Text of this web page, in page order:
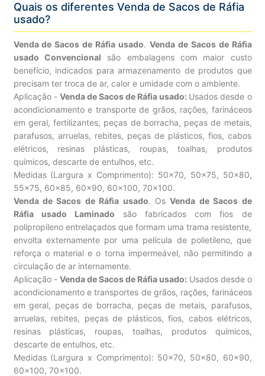
Quais os diferentes Venda de Sacos de Ráfia
usado?
Venda de Sacos de Ráfia usado. Venda de Sacos de Ráfia
usado Convencional são embalagens com maior custo
benefício, indicados para armazenamento de produtos que
precisam ter troca de ar, calor e umidade com o ambiente.
Aplicação - Venda de Sacos de Ráfia usado: Usados desde o
acondicionamento e transporte de grãos, rações, farináceos
em geral, fertilizantes, peças de borracha, peças de metais,
parafusos, arruelas, rebites, peças de plásticos, fios, cabos
elétricos, resinas plásticas, roupas, toalhas, produtos
químicos, descarte de entulhos, etc.
Medidas (Largura x Comprimento): 50×70, 50×75, 50×80,
55×75, 60×85, 60×90, 60×100, 70×100.
Venda de Sacos de Ráfia usado. OsVenda de Sacos de
Ráfia usado Laminado são fabricados com fios de
polipropileno entrelaçados que formam uma trama resistente,
envolta externamente por uma película de polietileno, que
reforça o material e o torna impermeável, não permitindo a
circulação de ar internamente.
Aplicação - Venda de Sacos de Ráfia usado: Usados desde o
acondicionamento e transportes de grãos, rações, farináceos
em geral, peças de borracha, peças de metais, parafusos,
arruelas, rebites, peças de plásticos, fios, cabos elétricos,
resinas plásticas, roupas, toalhas, produtos químicos,
descarte de entulhos, etc.
Medidas (Largura x Comprimento): 50×70, 50×80, 60×90,
60×100, 70×100.